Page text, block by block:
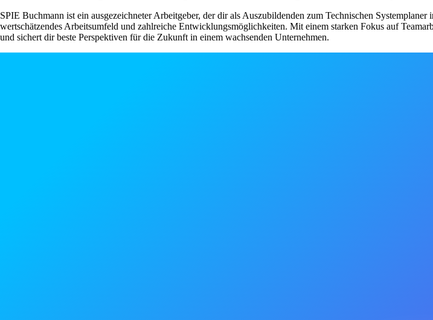
SPIE Buchmann ist ein ausgezeichneter Arbeitgeber, der dir als Auszubildenden zum Technischen
wertschätzendes Arbeitsumfeld und zahlreiche Entwicklungsmöglichkeiten. Mit einem starken Fokus auf
und sichert dir beste Perspektiven für die Zukunft in einem wachsenden Unternehmen.